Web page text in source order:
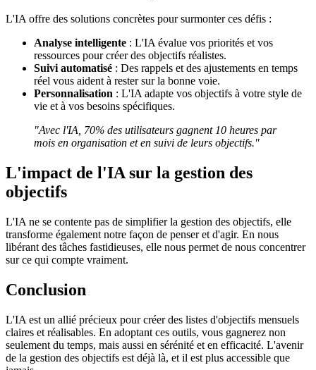
L'IA offre des solutions concrètes pour surmonter ces défis :
Analyse intelligente : L'IA évalue vos priorités et vos
ressources pour créer des objectifs réalistes.
Suivi automatisé : Des rappels et des ajustements en temps
réel vous aident à rester sur la bonne voie.
Personnalisation : L'IA adapte vos objectifs à votre style de
vie et à vos besoins spécifiques.
"Avec l'IA, 70% des utilisateurs gagnent 10 heures par
mois en organisation et en suivi de leurs objectifs."
L'impact de l'IA sur la gestion des
objectifs
L'IA ne se contente pas de simplifier la gestion des objectifs, elle
transforme également notre façon de penser et d'agir. En nous
libérant des tâches fastidieuses, elle nous permet de nous concentrer
sur ce qui compte vraiment.
Conclusion
L'IA est un allié précieux pour créer des listes d'objectifs mensuels
claires et réalisables. En adoptant ces outils, vous gagnerez non
seulement du temps, mais aussi en sérénité et en efficacité. L'avenir
de la gestion des objectifs est déjà là, et il est plus accessible que